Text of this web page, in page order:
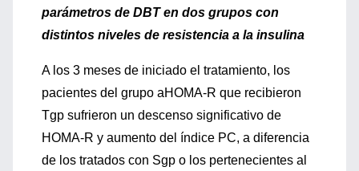
parámetros de DBT en dos grupos con
distintos niveles de resistencia a la insulina
A los 3 meses de iniciado el tratamiento, los
pacientes del grupo aHOMA-R que recibieron
Tgp sufrieron un descenso significativo de
HOMA-R y aumento del índice PC, a diferencia
de los tratados con Sgp o los pertenecientes al